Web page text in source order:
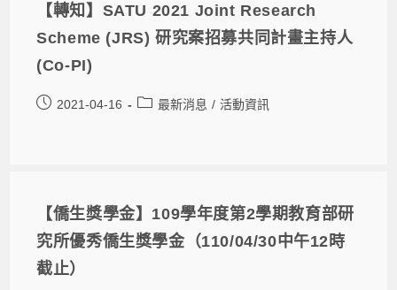
【轉知】SATU 2021 Joint Research
Scheme (JRS) 研究案招募共同計畫主持人
(Co-PI)
2021-04-16 最新消息 / 活動資訊
【僑生獎學金】109學年度第2學期教育部研
究所優秀僑生獎學金（110/04/30中午12時
截止）